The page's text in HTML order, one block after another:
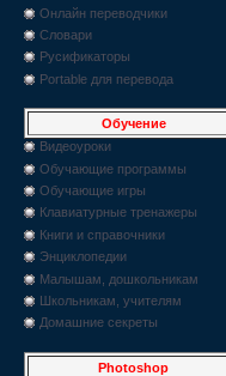
Онлайн переводчики
Словари
Русификаторы
Portable для перевода
Обучение
Видеоуроки
Обучающие программы
Обучающие игры
Клавиатурные тренажеры
Книги и справочники
Энциклопедии
Малышам, дошкольникам
Школьникам, учителям
Домашние секреты
Photoshop